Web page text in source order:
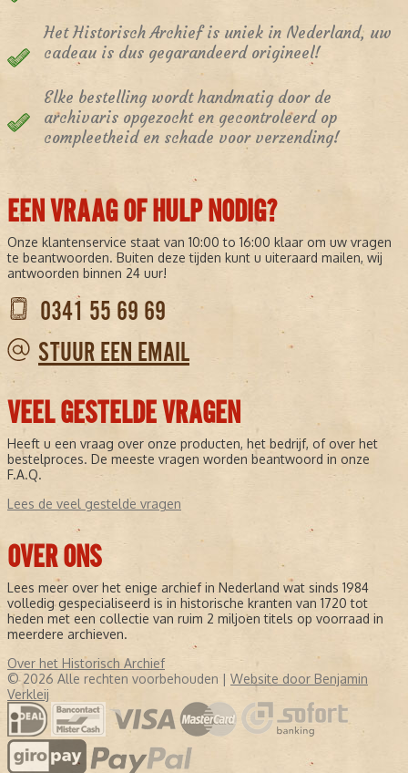
Het Historisch Archief is uniek in Nederland, uw
cadeau is dus gegarandeerd origineel!
Elke bestelling wordt handmatig door de
archivaris opgezocht en gecontroleerd op
compleetheid en schade voor verzending!
EEN VRAAG OF HULP NODIG?
Onze klantenservice staat van 10:00 to 16:00 klaar om uw vragen
te beantwoorden. Buiten deze tijden kunt u uiteraard mailen, wij
antwoorden binnen 24 uur!
0341 55 69 69
STUUR EEN EMAIL
VEEL GESTELDE VRAGEN
Heeft u een vraag over onze producten, het bedrijf, of over het
bestelproces. De meeste vragen worden beantwoord in onze
F.A.Q.
Lees de veel gestelde vragen
OVER ONS
Lees meer over het enige archief in Nederland wat sinds 1984
volledig gespecialiseerd is in historische kranten van 1720 tot
heden met een collectie van ruim 2 miljoen titels op voorraad in
meerdere archieven.
Over het Historisch Archief
© 2026 Alle rechten voorbehouden | Website door Benjamin
Verkleij